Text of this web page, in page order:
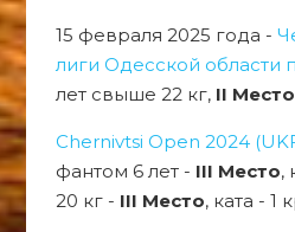
15 февраля 2025 года -
лиги Одесской области
лет свыше 22 кг, II Место
Chernivtsi Open 2024
фантом 6 лет - III Место,
20 кг - III Место, ката - 1